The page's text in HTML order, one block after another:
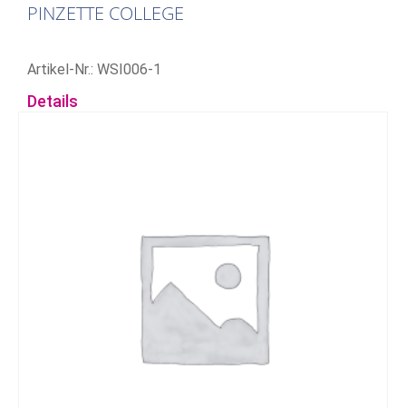
PINZETTE COLLEGE
Artikel-Nr.: WSI006-1
Details